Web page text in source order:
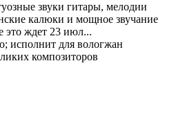
звуки гитары, мелодии
калюки и мощное звучание
это ждет 23 июл...